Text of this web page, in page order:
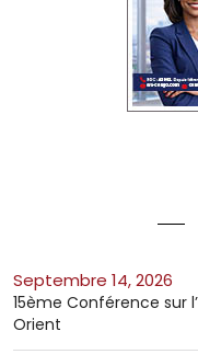
septembre 14, 2026
15ème Conférence sur
Orient